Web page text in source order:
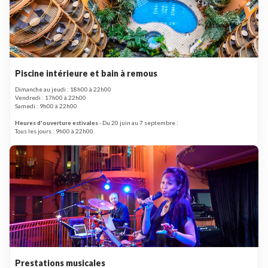
Piscine intérieure et bain à remous
Dimanche au jeudi : 18h00 à 22h00
Vendredi : 17h00 à 22h00
Samedi : 9h00 à 22h00
Heures d'ouverture estivales- Du 20 juin au 7 septembre :
Tous les jours : 9h00 à 22h00.
Prestations musicales